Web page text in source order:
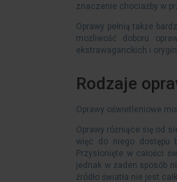
znaczenie chociażby w
Oprawy pełnią także
możliwość doboru
ekstrawaganckich i
Rodzaje
Oprawy oświetleniowe
Oprawy różniące się od
więc do niego dostępu
Przysłonięte w całości
jednak w żaden sposób
źródło światła nie jest